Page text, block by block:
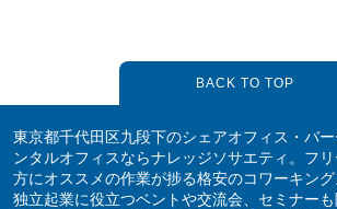
BACK TO TOP
東京都千代田区九段下のシェアオフィス・バ
ンタルオフィスならナレッジソサエティ。フ
方にオススメの作業が捗る格安のコワーキング
独立起業に役立つベントや交流会、セミナー